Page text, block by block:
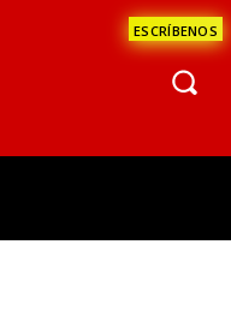
ESCRÍBENOS
93.1 FM |